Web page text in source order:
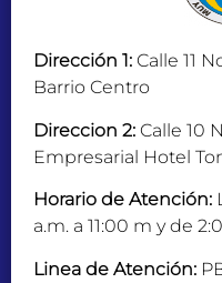
Dirección 1: Calle 11
Barrio Centro
Direccion 2: Calle 10
Empresarial Hotel
Horario de Atención:
a.m. a 11:00 m y de
Linea de Atención: